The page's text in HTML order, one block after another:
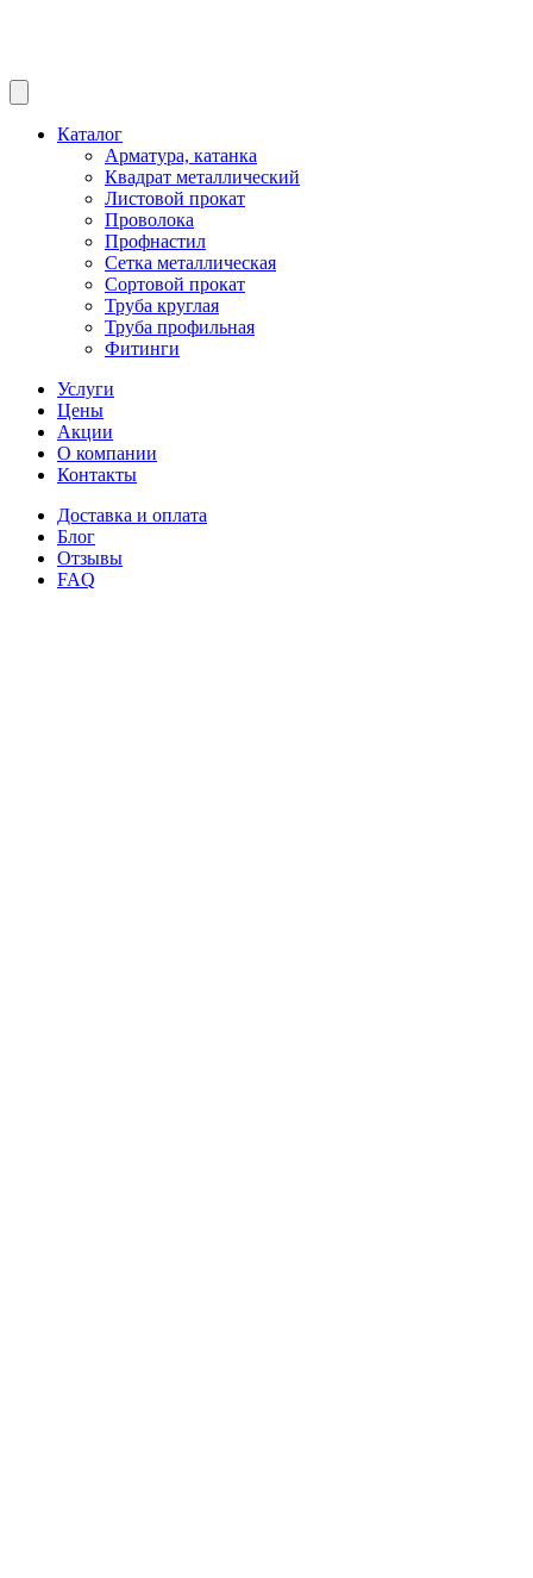
Каталог
Арматура, катанка
Квадрат металлический
Листовой прокат
Проволока
Профнастил
Сетка металлическая
Сортовой прокат
Труба круглая
Труба профильная
Фитинги
Услуги
Цены
Акции
О компании
Контакты
Доставка и оплата
Блог
Отзывы
FAQ